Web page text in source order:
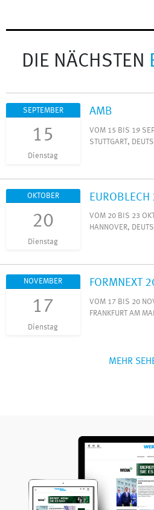
DIE NÄCHSTEN
SEPTEMBER
15
Dienstag
AMB
VOM 15 BIS 19
STUTTGART,
OKTOBER
20
Dienstag
VOM 20 BIS 23
HANNOVER,
NOVEMBER
17
Dienstag
FORMNEXT
VOM 17 BIS 20
FRANKFURT AM
MEHR